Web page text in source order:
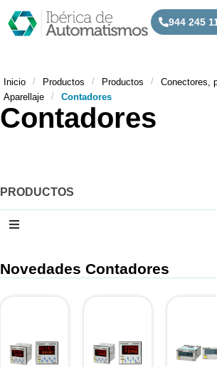
944 245
Inicio / Productos / Productos / Conectores,
Aparellaje
/ Contadores
Contadores
PRODUCTOS
Novedades Contadores